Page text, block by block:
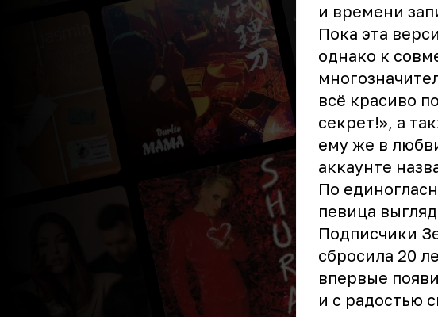
и времени
Пока эта
однако к
всё красиво
секрет!», а
ему же в
аккаунте
По
певица
Подписчики
сбросила 20
впервые
и с радостью